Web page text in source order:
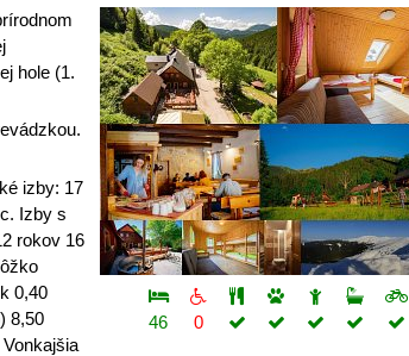
46 0
hole (1.
izby: 17
Izby s
rokov 16
0,40
8,50